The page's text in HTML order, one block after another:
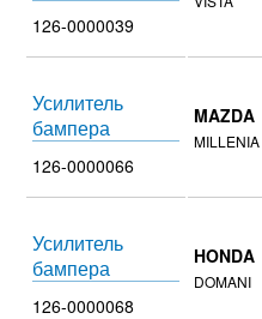
126-0000039
Усилитель
бампера
126-0000066
MAZDA
MILLENIA
Усилитель
бампера
126-0000068
HONDA
DOMANI